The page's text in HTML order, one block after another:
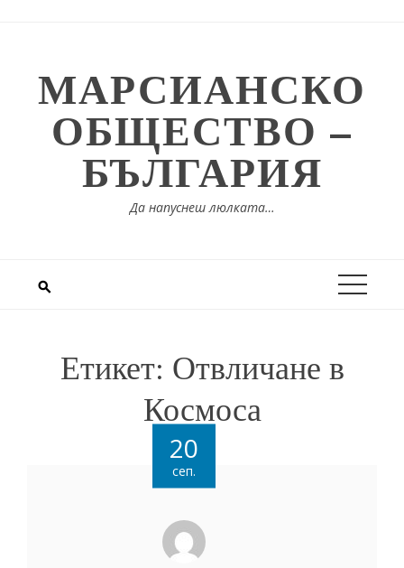
МАРСИАНСКО
ОБЩЕСТВО –
БЪЛГАРИЯ
Да напуснеш люлката…
Етикет: Отвличане в
Космоса
20
сеп.